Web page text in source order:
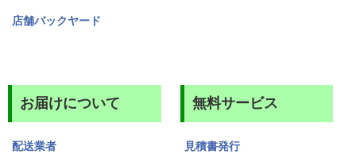
店舗バックヤード
お届けについて
配送業者
無料サービス
見積書発行